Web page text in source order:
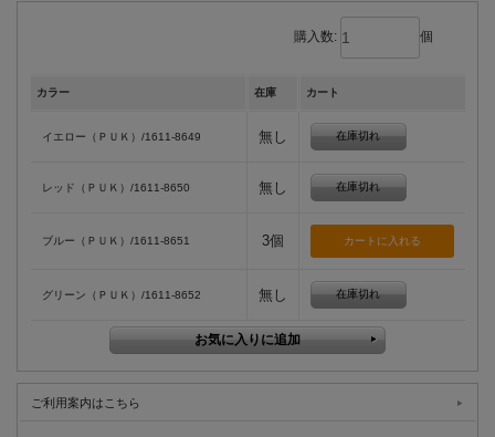
購入数: 個
カラー 在庫 カート
イエロー（ＰＵＫ）/1611-8649 無し 在庫切れ
レッド（ＰＵＫ）/1611-8650 無し 在庫切れ
ブルー（ＰＵＫ）/1611-8651 3個
グリーン（ＰＵＫ）/1611-8652 無し 在庫切れ
ご利用案内はこちら